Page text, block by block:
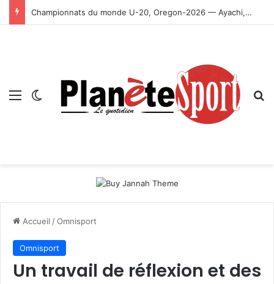
Championnats du monde U-20, Oregon-2026 — Ayachi, Dissa, Touahria et Ghezali en finale
Menu Switch skin
Accueil /Omnisport
Omnisport
Un travail de réflexion et des